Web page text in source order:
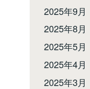
2025年9月
2025年8月
2025年5月
2025年4月
2025年3月